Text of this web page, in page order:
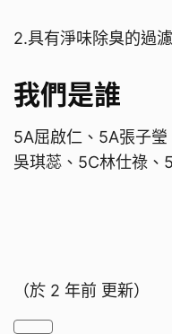
2.具有淨味除臭的過
我們是誰
5A屈啟仁、5A張子
吳琪蕊、5C林仕祿、
（於 2 年前 更新）